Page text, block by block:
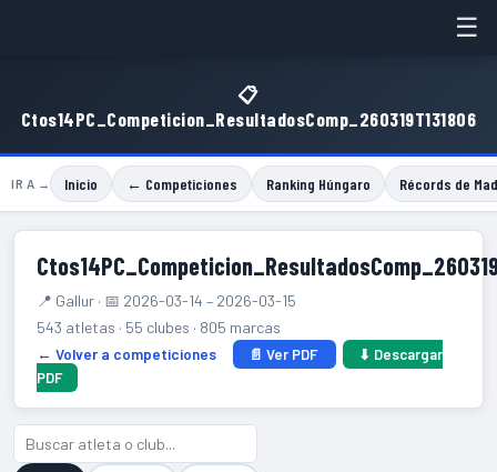
☰
📋
Ctos14PC_Competicion_ResultadosComp_260319T131806
IR A → Inicio ← Competiciones Ranking Húngaro Récords de
📍 Gallur · 📅 2026-03-14 – 2026-03-15
543 atletas · 55 clubes · 805 marcas
← Volver a competiciones
📄 Ver PDF
⬇ Descargar
PDF